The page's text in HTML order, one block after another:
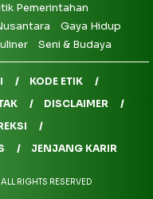
Pemerintahan
Gaya Hidup
Seni & Budaya
KODE ETIK
DISCLAIMER
JENJANG KARIR
RIGHTS RESERVED